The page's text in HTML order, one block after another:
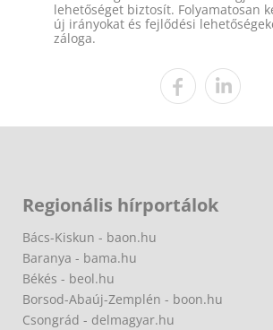
lehetőséget biztosít. Folyamatosan
új irányokat és fejlődési
záloga.
Regionális hírportálok
Bács-Kiskun - baon.hu
Baranya - bama.hu
Békés - beol.hu
Borsod-Abaúj-Zemplén - boon.hu
Csongrád - delmagyar.hu